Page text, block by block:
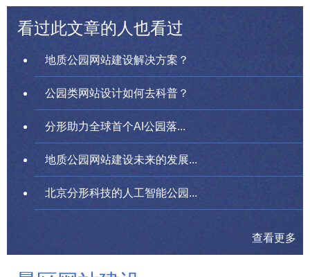
看过此文章的人也看过
地质公园网站建设解决方案？
公园类网站设计如何去科普？
分形助力全球首个AI公园落...
地质公园网站建设未来的发展...
北京分形科技的人工智能公园...
查看更多